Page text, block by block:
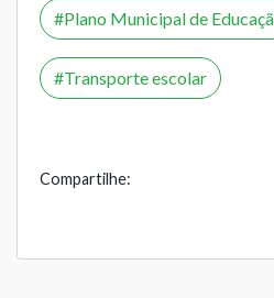
Plano Municipal de
Transporte escolar
Compartilhe: